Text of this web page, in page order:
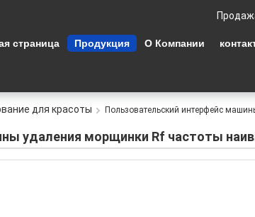
страница Продукция О Компании
для красоты
Пользовательский интерфейс
удаления морщинки Rf частоты